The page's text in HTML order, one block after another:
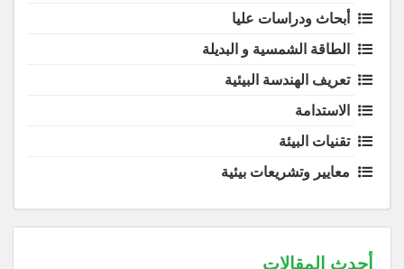
أبحاث ودراسات عليا
الطاقة الشمسية و البديلة
تعريف الهندسة البيئية
الاستدامة
تقنيات البيئة
معايير وتشريعات بيئية
أحدث المقالات